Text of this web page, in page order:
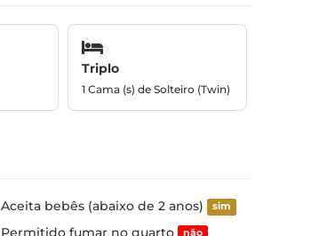
Triplo
1 Cama (s) de Solteiro (Twin)
Aceita bebês (abaixo de 2 anos) sim
Permitido fumar no quarto não